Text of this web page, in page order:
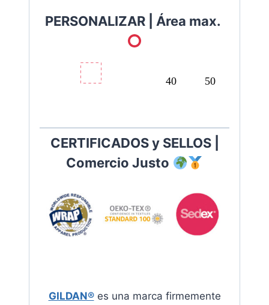
PERSONALIZAR | Área max.
40 50
CERTIFICADOS y SELLOS |
Comercio Justo
GILDAN®es una marca firmemente